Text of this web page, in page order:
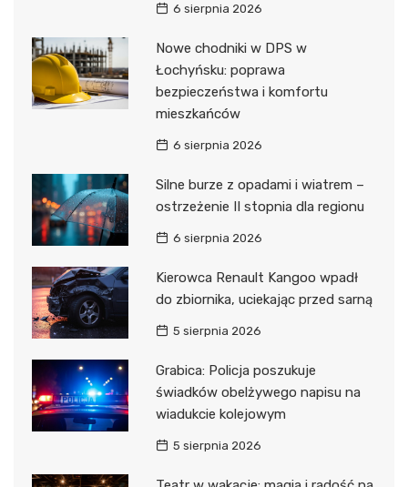
6 sierpnia 2026
Nowe chodniki w DPS w
Łochyńsku: poprawa
bezpieczeństwa i komfortu
mieszkańców
6 sierpnia 2026
Silne burze z opadami i wiatrem –
ostrzeżenie II stopnia dla regionu
6 sierpnia 2026
Kierowca Renault Kangoo wpadł
do zbiornika, uciekając przed sarną
5 sierpnia 2026
Grabica: Policja poszukuje
świadków obelżywego napisu na
wiadukcie kolejowym
5 sierpnia 2026